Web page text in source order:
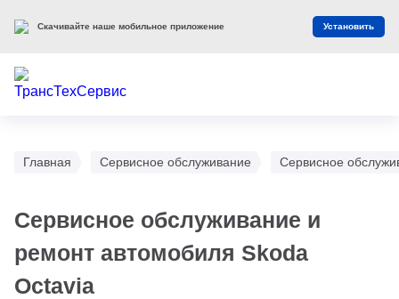
Главная Сервисное обслуживание Сервисное
Сервисное обслуживание и
ремонт автомобиля Skoda
Octavia
Скачивайте наше мобильное приложение Установить